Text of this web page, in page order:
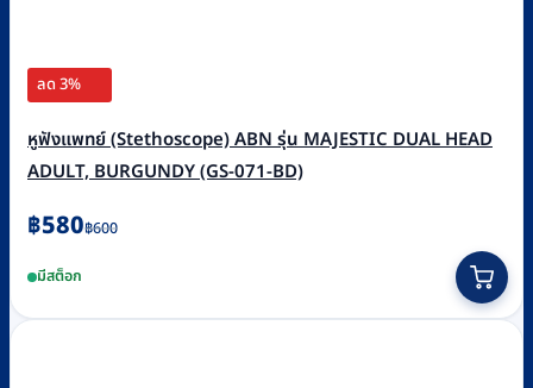
ลด 3%
หูฟังแพทย์ (Stethoscope) ABN รุ่น MAJESTIC DUAL HEAD
ADULT, BURGUNDY (GS-071-BD)
฿600
Original
was:
฿600.
฿580
Current
is:
฿580.
มีสต็อก